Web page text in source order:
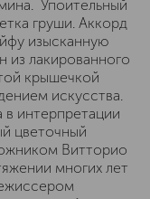
Упоительный
груши. Аккорд
изысканную
из лакированного
крышечкой
искусства.
в интерпретации
цветочный
Витторио
многих лет